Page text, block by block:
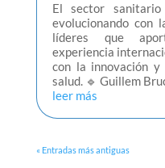
El sector
evolucionando con
líderes que
experiencia
con la innovación
salud. 🔹 Guillem
leer más
« Entradas más antiguas